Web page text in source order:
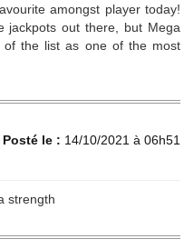
amongst player today!
jackpots out there, but Mega
of the list as one of the most
Posté le : 14/10/2021 à 06h51
strength